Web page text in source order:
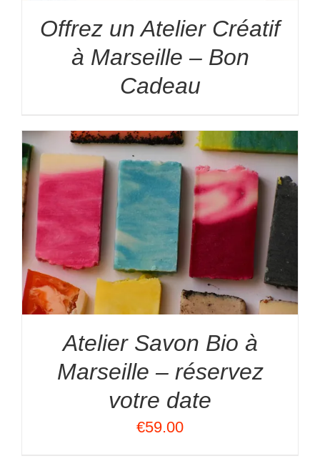
Offrez un Atelier Créatif
à Marseille – Bon
Cadeau
Atelier Savon Bio à
Marseille – réservez
votre date
€59.00